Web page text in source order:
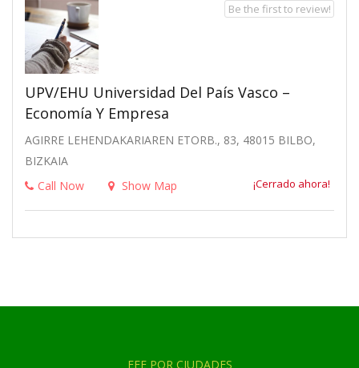
UPV/EHU Universidad Del País Vasco –
Economía Y Empresa
AGIRRE LEHENDAKARIAREN ETORB., 83, 48015 BILBO,
BIZKAIA
Call Now
Show Map ¡Cerrado ahora!
Be the first to review!
EEE POR CIUDADES